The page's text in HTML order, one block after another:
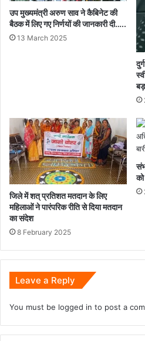
उप मुख्यमंत्री अरुण साव ने कैबिनेट की
बैठक में लिए गए निर्णयों की जानकारी दी…..
13 March 2025
जिले में शत् प्रतिशत मतदान के लिए
महिलाओं ने पारंपरिक रीति से दिया मतदान
का संदेश
8 February 2025
Leave a Reply
You must be logged in to post a